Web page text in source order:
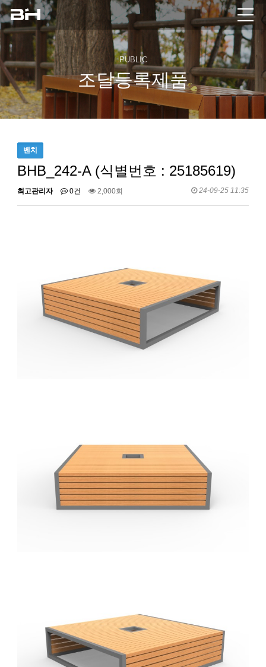
PUBLIC
조달등록제품
벤치
BHB_242-A (식별번호 : 25185619)
최고관리자 0건 2,000회 24-09-25 11:35